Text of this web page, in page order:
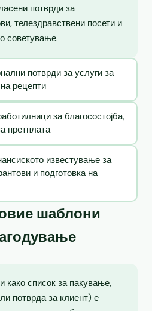
потврди за
телездравствени посети и
советување.
потврди за услуги за
рецепти
за благосостојба,
претплата
известување за
и подготовка на
шаблони
како список за пакување,
потврда за клиент) е